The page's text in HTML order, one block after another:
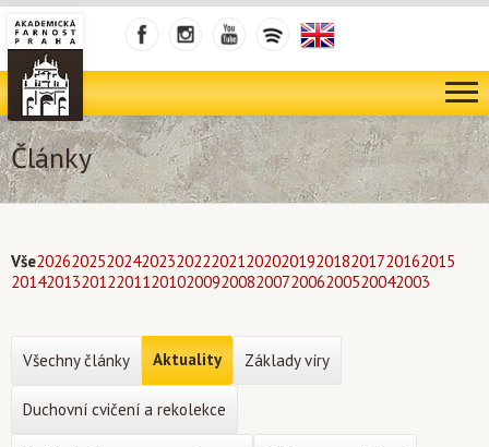
Články
Vše202620252024202320222021202020192018201720162015
201420132012201120102009200820072006200520042003
Všechny články Aktuality Základy víry
Duchovní cvičení a rekolekce